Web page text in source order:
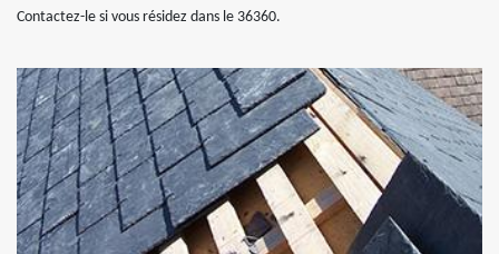
Contactez-le si vous résidez dans le 36360.